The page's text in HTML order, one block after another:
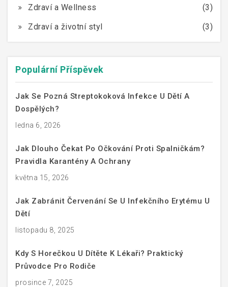
Zdraví a Wellness
(3)
Zdraví a životní styl
(3)
Populární Příspěvek
Jak Se Pozná Streptokoková Infekce U Dětí A
Dospělých?
ledna 6, 2026
Jak Dlouho Čekat Po Očkování Proti Spalničkám?
Pravidla Karantény A Ochrany
května 15, 2026
Jak Zabránit Červenání Se U Infekčního Erytému U
Dětí
listopadu 8, 2025
Kdy S Horečkou U Dítěte K Lékaři? Praktický
Průvodce Pro Rodiče
prosince 7, 2025